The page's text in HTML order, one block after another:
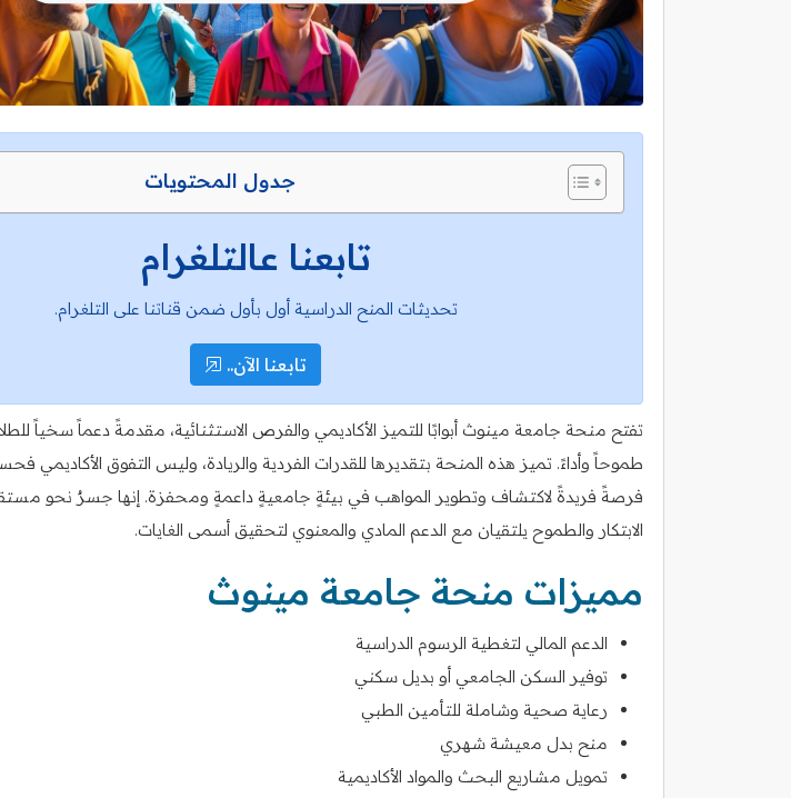
جدول المحتويات
تابعنا عالتلغرام
تحديثات المنح الدراسية أول بأول ضمن قناتنا على التلغرام.
تابعنا الآن..
تفتح منحة جامعة مينوث أبوابًا للتميز الأكاديمي والفرص الاستثنائية، مقدمةً دعماً سخياً
طموحاً وأداءً. تميز هذه المنحة بتقديرها للقدرات الفردية والريادة، وليس التفوق الأكاديمي
فرصةً فريدةً لاكتشاف وتطوير المواهب في بيئةٍ جامعيةٍ داعمةٍ ومحفزة. إنها جسرٌ نحو
الابتكار والطموح يلتقيان مع الدعم المادي والمعنوي لتحقيق أسمى الغايات.
مميزات منحة جامعة مينوث
الدعم المالي لتغطية الرسوم الدراسية
توفير السكن الجامعي أو بديل سكني
رعاية صحية وشاملة للتأمين الطبي
منح بدل معيشة شهري
تمويل مشاريع البحث والمواد الأكاديمية